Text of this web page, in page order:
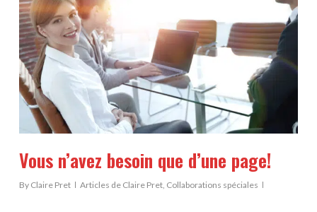
Vous n’avez besoin que d’une page!
By Claire Pret Articles de Claire Pret, Collaborations spéciales